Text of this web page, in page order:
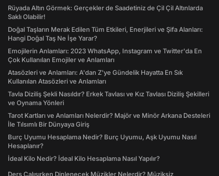
Rüyada Altın Görmek: Gerçekler de Saadetiniz de Çil Çil Altınlarda
Saklı Olabilir!
Doğal Taşların Merak Edilen Tüm Etkileri, Enerjileri ve Şifa Alanları:
Hangi Doğal Taş Ne İşe Yarar?
Emojilerin Anlamları: 2023 WhatsApp, Instagram ve Twitter'da En
Çok Kullanılan Emojiler ve Anlamları
Atasözleri ve Anlamları: A'dan Z'ye Gündelik Hayatta En Sık
Kullanılan Atasözleri ve Anlamları
Tavla Diziliş Şekli Nasıldır? Erkek Tavlası ve Kız Tavlası Diziliş Şekilleri
ve Oynama Yönleri
Tarot Kartları ve Anlamları Nelerdir? Majör ve Minör Arkana Desteleri
İle Tılsımlı Bir Dünyaya Giriş
Burç Uyumu Hesaplama Nedir? Burç Uyumu, Aşk Uyumu Nasıl
Hesaplanır?
İdeal Kilo Nedir? İdeal Kilo Hesaplama Nasıl Yapılır?
Ders Çalışırken Dinlenecek Müzikler Nelerdir? Müziksiz